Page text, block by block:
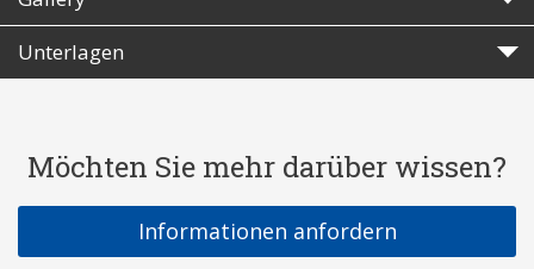
Unterlagen
Möchten Sie mehr darüber wissen?
Informationen anfordern